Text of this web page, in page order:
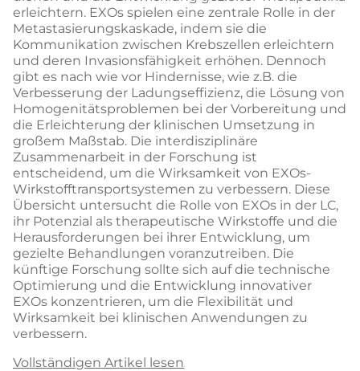
erleichtern. EXOs spielen eine zentrale Rolle in der
Metastasierungskaskade, indem sie die
Kommunikation zwischen Krebszellen erleichtern
und deren Invasionsfähigkeit erhöhen. Dennoch
gibt es nach wie vor Hindernisse, wie z.B. die
Verbesserung der Ladungseffizienz, die Lösung von
Homogenitätsproblemen bei der Vorbereitung und
die Erleichterung der klinischen Umsetzung in
großem Maßstab. Die interdisziplinäre
Zusammenarbeit in der Forschung ist
entscheidend, um die Wirksamkeit von EXOs-
Wirkstofftransportsystemen zu verbessern. Diese
Übersicht untersucht die Rolle von EXOs in der LC,
ihr Potenzial als therapeutische Wirkstoffe und die
Herausforderungen bei ihrer Entwicklung, um
gezielte Behandlungen voranzutreiben. Die
künftige Forschung sollte sich auf die technische
Optimierung und die Entwicklung innovativer
EXOs konzentrieren, um die Flexibilität und
Wirksamkeit bei klinischen Anwendungen zu
verbessern.
Vollständigen Artikel lesen